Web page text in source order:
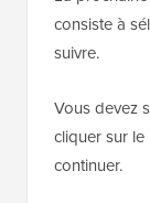
consiste à
suivre.
Vous devez
cliquer sur
continuer.